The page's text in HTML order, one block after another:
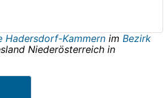
Hadersdorf-Kammern im Bezirk
Niederösterreich in